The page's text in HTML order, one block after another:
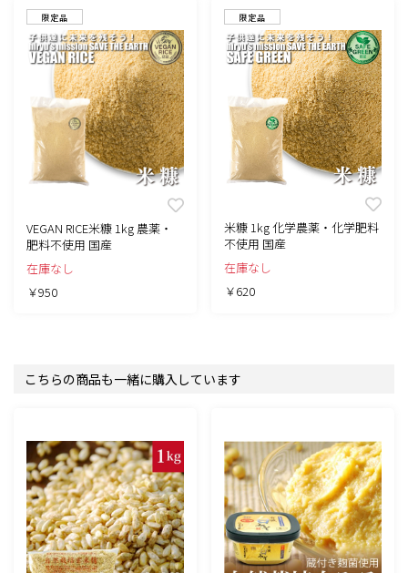
限定品
VEGAN RICE米糠 1kg 農薬・
肥料不使用 国産
在庫なし
￥950
限定品
米糠 1kg 化学農薬・化学肥料
不使用 国産
在庫なし
￥620
こちらの商品も一緒に購入しています